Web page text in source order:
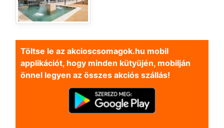
Töltse le az akcioscsomagok.hu mobil
applikációt, hogy minden kütyüjén, mobilján
önnel legyen az összes akciós szállás!